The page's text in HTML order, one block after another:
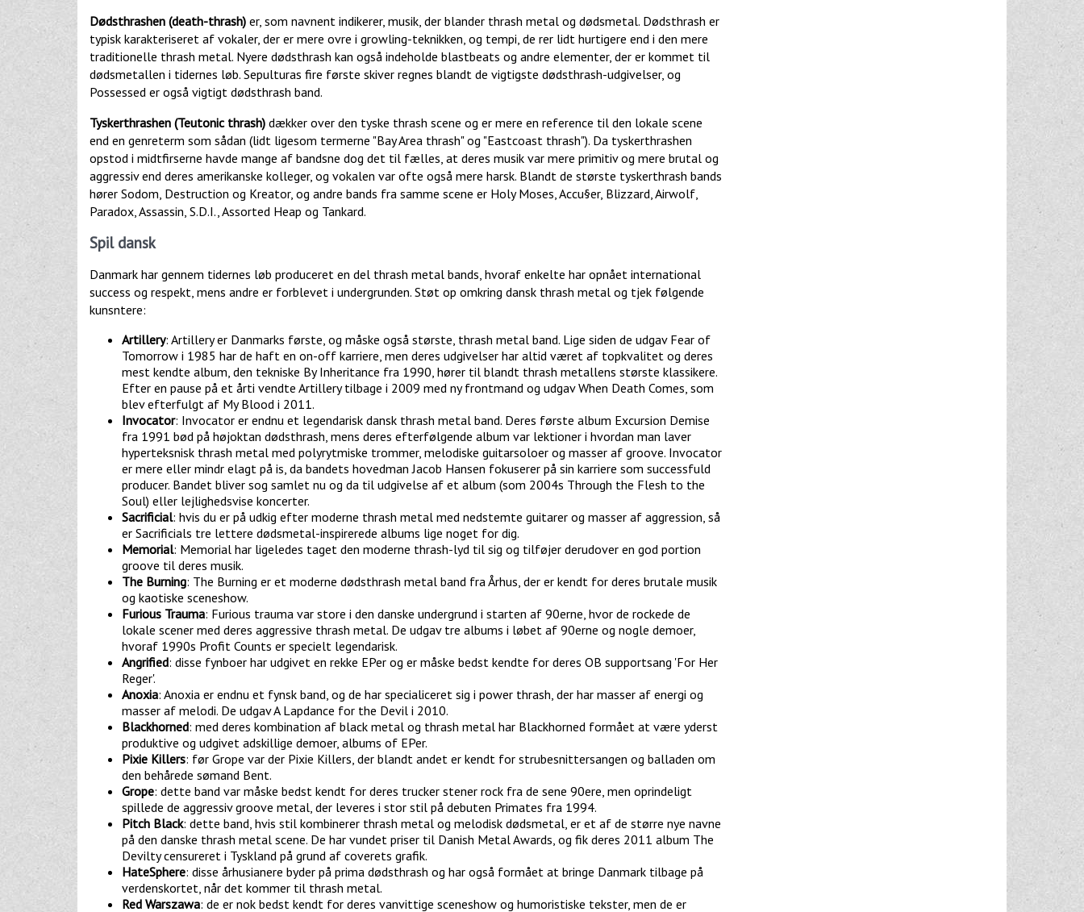
Dødsthrashen (death-thrash) er, som navnent indikerer, musik, der blander thrash metal og dødsmetal. Dødsthrash er
typisk karakteriseret af vokaler, der er mere ovre i growling-teknikken, og tempi, de rer lidt hurtigere end i den mere
traditionelle thrash metal. Nyere dødsthrash kan også indeholde blastbeats og andre elementer, der er kommet til
dødsmetallen i tidernes løb. Sepulturas fire første skiver regnes blandt de vigtigste dødsthrash-udgivelser, og
Possessed er også vigtigt dødsthrash band.
Tyskerthrashen (Teutonic thrash) dækker over den tyske thrash scene og er mere en reference til den lokale scene
end en genreterm som sådan (lidt ligesom termerne "Bay Area thrash" og "Eastcoast thrash"). Da tyskerthrashen
opstod i midtfirserne havde mange af bandsne dog det til fælles, at deres musik var mere primitiv og mere brutal og
aggressiv end deres amerikanske kolleger, og vokalen var ofte også mere harsk. Blandt de største tyskerthrash bands
hører Sodom, Destruction og Kreator, og andre bands fra samme scene er Holy Moses, Accu§er, Blizzard, Airwolf,
Paradox, Assassin, S.D.I., Assorted Heap og Tankard.
Spil dansk
Danmark har gennem tidernes løb produceret en del thrash metal bands, hvoraf enkelte har opnået international
success og respekt, mens andre er forblevet i undergrunden. Støt op omkring dansk thrash metal og tjek følgende
kunsntere:
Artillery: Artillery er Danmarks første, og måske også største, thrash metal band. Lige siden de udgav Fear of
Tomorrow i 1985 har de haft en on-off karriere, men deres udgivelser har altid været af topkvalitet og deres
mest kendte album, den tekniske By Inheritance fra 1990, hører til blandt thrash metallens største klassikere.
Efter en pause på et årti vendte Artillery tilbage i 2009 med ny frontmand og udgav When Death Comes, som
blev efterfulgt af My Blood i 2011.
Invocator: Invocator er endnu et legendarisk dansk thrash metal band. Deres første album Excursion Demise
fra 1991 bød på højoktan dødsthrash, mens deres efterfølgende album var lektioner i hvordan man laver
hyperteksnisk thrash metal med polyrytmiske trommer, melodiske guitarsoloer og masser af groove. Invocator
er mere eller mindr elagt på is, da bandets hovedman Jacob Hansen fokuserer på sin karriere som successfuld
producer. Bandet bliver sog samlet nu og da til udgivelse af et album (som 2004s Through the Flesh to the
Soul) eller lejlighedsvise koncerter.
Sacrificial: hvis du er på udkig efter moderne thrash metal med nedstemte guitarer og masser af aggression, så
er Sacrificials tre lettere dødsmetal-inspirerede albums lige noget for dig.
Memorial: Memorial har ligeledes taget den moderne thrash-lyd til sig og tilføjer derudover en god portion
groove til deres musik.
The Burning: The Burning er et moderne dødsthrash metal band fra Århus, der er kendt for deres brutale musik
og kaotiske sceneshow.
Furious Trauma: Furious trauma var store i den danske undergrund i starten af 90erne, hvor de rockede de
lokale scener med deres aggressive thrash metal. De udgav tre albums i løbet af 90erne og nogle demoer,
hvoraf 1990s Profit Counts er specielt legendarisk.
Angrified: disse fynboer har udgivet en rekke EPer og er måske bedst kendte for deres OB supportsang 'For Her
Reger'.
Anoxia: Anoxia er endnu et fynsk band, og de har specialiceret sig i power thrash, der har masser af energi og
masser af melodi. De udgav A Lapdance for the Devil i 2010.
Blackhorned: med deres kombination af black metal og thrash metal har Blackhorned formået at være yderst
produktive og udgivet adskillige demoer, albums of EPer.
Pixie Killers: før Grope var der Pixie Killers, der blandt andet er kendt for strubesnittersangen og balladen om
den behårede sømand Bent.
Grope: dette band var måske bedst kendt for deres trucker stener rock fra de sene 90ere, men oprindeligt
spillede de aggressiv groove metal, der leveres i stor stil på debuten Primates fra 1994.
Pitch Black: dette band, hvis stil kombinerer thrash metal og melodisk dødsmetal, er et af de større nye navne
på den danske thrash metal scene. De har vundet priser til Danish Metal Awards, og fik deres 2011 album The
Devilty censureret i Tyskland på grund af coverets grafik.
HateSphere: disse århusianere byder på prima dødsthrash og har også formået at bringe Danmark tilbage på
verdenskortet, når det kommer til thrash metal.
Red Warszawa: de er nok bedst kendt for deres vanvittige sceneshow og humoristiske tekster, men de er